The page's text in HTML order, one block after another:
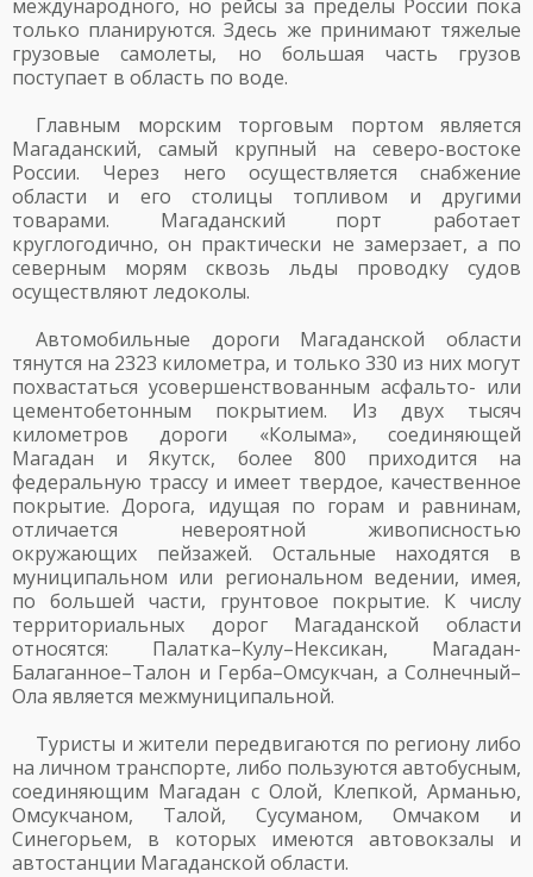
международного, но рейсы за пределы России пока
только планируются. Здесь же принимают тяжелые
грузовые самолеты, но большая часть грузов
поступает в область по воде.
Главным морским торговым портом является
Магаданский, самый крупный на северо-востоке
России. Через него осуществляется снабжение
области и его столицы топливом и другими
товарами. Магаданский порт работает
круглогодично, он практически не замерзает, а по
северным морям сквозь льды проводку судов
осуществляют ледоколы.
Автомобильные дороги Магаданской области
тянутся на 2323 километра, и только 330 из них могут
похвастаться усовершенствованным асфальто- или
цементобетонным покрытием. Из двух тысяч
километров дороги «Колыма», соединяющей
Магадан и Якутск, более 800 приходится на
федеральную трассу и имеет твердое, качественное
покрытие. Дорога, идущая по горам и равнинам,
отличается невероятной живописностью
окружающих пейзажей. Остальные находятся в
муниципальном или региональном ведении, имея,
по большей части, грунтовое покрытие. К числу
территориальных дорог Магаданской области
относятся: Палатка–Кулу–Нексикан, Магадан-
Балаганное–Талон и Герба–Омсукчан, а Солнечный–
Ола является межмуниципальной.
Туристы и жители передвигаются по региону либо
на личном транспорте, либо пользуются автобусным,
соединяющим Магадан с Олой, Клепкой, Арманью,
Омсукчаном, Талой, Сусуманом, Омчаком и
Синегорьем, в которых имеются автовокзалы и
автостанции Магаданской области.